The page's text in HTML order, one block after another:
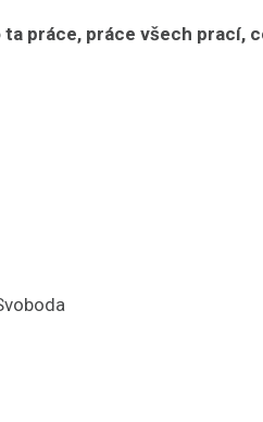
ta práce, práce všech prací,